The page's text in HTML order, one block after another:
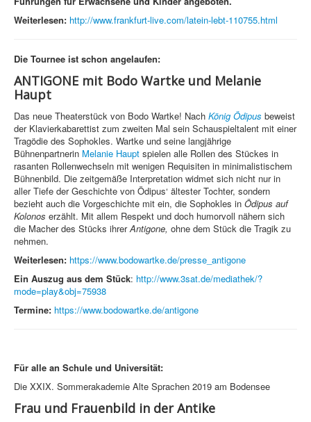
Weiterlesen: http://www.frankfurt-live.com/latein-lebt-110755.html
Die Tournee ist schon angelaufen:
ANTIGONE mit Bodo Wartke und Melanie
Haupt
Das neue Theaterstück von Bodo Wartke! Nach König Ödipus beweist
der Klavierkabarettist zum zweiten Mal sein Schauspieltalent mit einer
Tragödie des Sophokles. Wartke und seine langjährige
Bühnenpartnerin Melanie Haupt spielen alle Rollen des Stückes in
rasanten Rollenwechseln mit wenigen Requisiten in minimalistischem
Bühnenbild. Die zeitgemäße Interpretation widmet sich nicht nur in
aller Tiefe der Geschichte von Ödipus‘ ältester Tochter, sondern
bezieht auch die Vorgeschichte mit ein, die Sophokles in Ödipus auf
Kolonos erzählt. Mit allem Respekt und doch humorvoll nähern sich
die Macher des Stücks ihrerAntigone, ohne dem Stück die Tragik zu
nehmen.
Weiterlesen: https://www.bodowartke.de/presse_antigone
Ein Auszug aus dem Stück: http://www.3sat.de/mediathek/?
mode=play&obj=75938
Termine: https://www.bodowartke.de/antigone
Für alle an Schule und Universität:
Die XXIX. Sommerakademie Alte Sprachen 2019 am Bodensee
Frau und Frauenbild in der Antike